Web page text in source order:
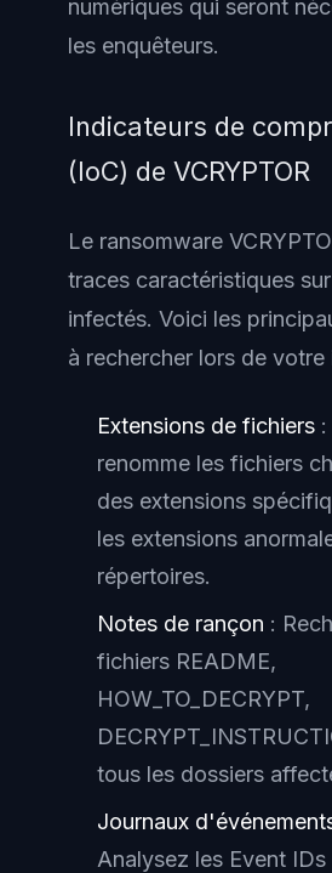
numériques qui seront
les enquêteurs.
Indicateurs de
(IoC) de VCRYPTOR
Le ransomware
traces caractéristiques
infectés. Voici les
à rechercher lors de votre
Extensions de fichiers
renomme les fichiers
des extensions
les extensions
répertoires.
Notes de rançon :
fichiers README,
HOW_TO_DECRYPT,
tous les dossiers
Journaux
Analysez les Event